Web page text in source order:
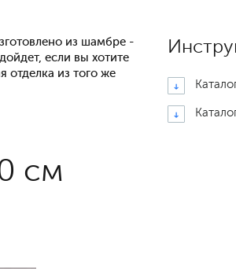
из шамбре -
если вы хотите
отделка из того же
см